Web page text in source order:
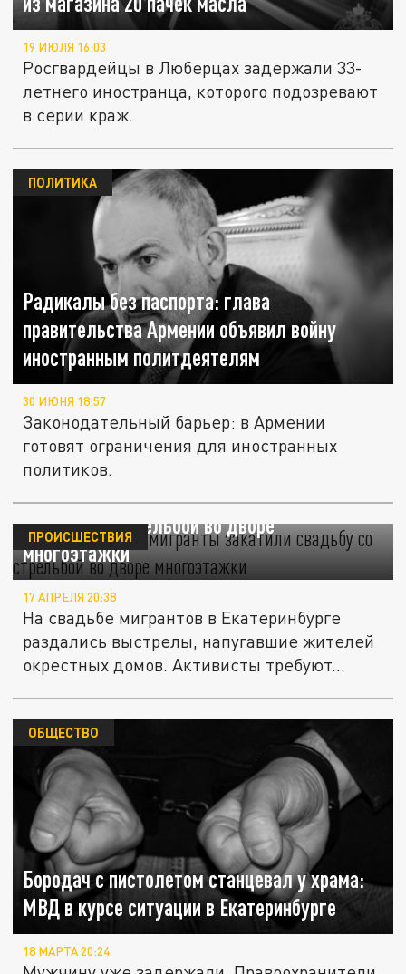
19 ИЮЛЯ 16:03
Росгвардейцы в Люберцах задержали 33-
летнего иностранца, которого подозревают
в серии краж.
Радикалы без паспорта: глава
правительства Армении объявил войну
иностранным политдеятелям
ПОЛИТИКА
30 ИЮНЯ 18:57
Законодательный барьер: в Армении
готовят ограничения для иностранных
политиков.
В Екатеринбурге мигранты закатили
свадьбу со стрельбой во дворе
многоэтажки
ПРОИСШЕСТВИЯ
17 АПРЕЛЯ 20:38
На свадьбе мигрантов в Екатеринбурге
раздались выстрелы, напугавшие жителей
окрестных домов. Активисты требуют...
Бородач с пистолетом станцевал у храма:
МВД в курсе ситуации в Екатеринбурге
ОБЩЕСТВО
18 МАРТА 20:24